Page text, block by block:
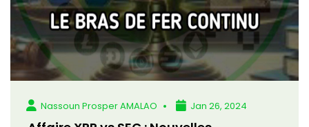
Nassoun Prosper AMALAO Jan 26, 2024